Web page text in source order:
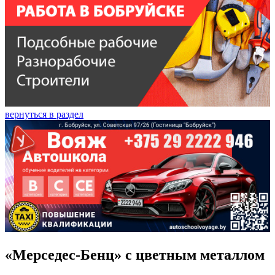
вернуться в раздел
«Мерседес-Бенц» с цветным металлом